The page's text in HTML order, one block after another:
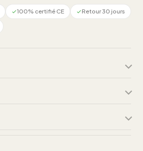
100% certifié CE
Retour 30 jours